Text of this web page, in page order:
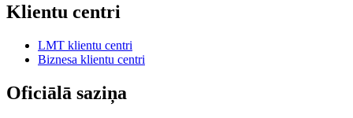
Klientu centri
LMT klientu centri
Biznesa klientu centri
Oficiālā saziņa